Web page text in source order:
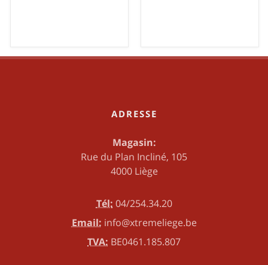
ADRESSE
Magasin:
Rue du Plan Incliné, 105
4000 Liège
Tél: 04/254.34.20
Email: info@xtremeliege.be
TVA: BE0461.185.807